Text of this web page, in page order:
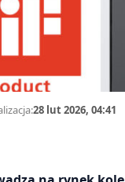
28 lut 2026, 04:41